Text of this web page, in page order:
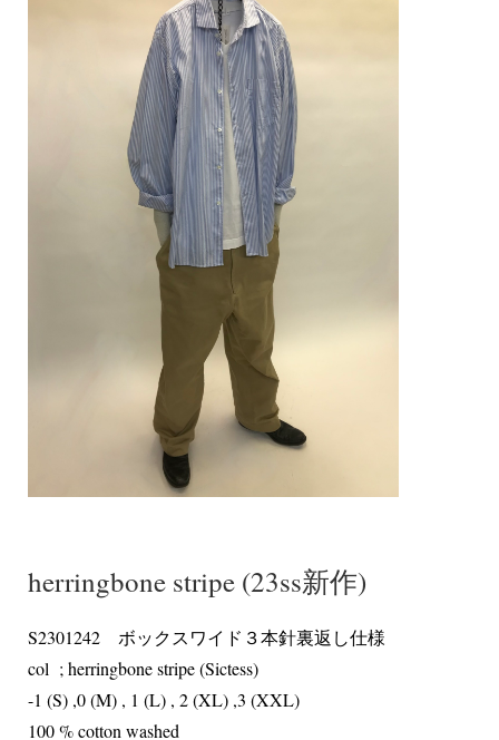
herringbone stripe (23ss新作)
S2301242 ボックスワイド３本針裏返し仕様
col ; herringbone stripe (Sictess)
-1 (S) ,0 (M) , 1 (L) , 2 (XL) ,3 (XXL)
100 % cotton washed